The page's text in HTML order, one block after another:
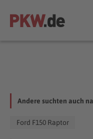
Andere suchten auch
Ford F150 Raptor